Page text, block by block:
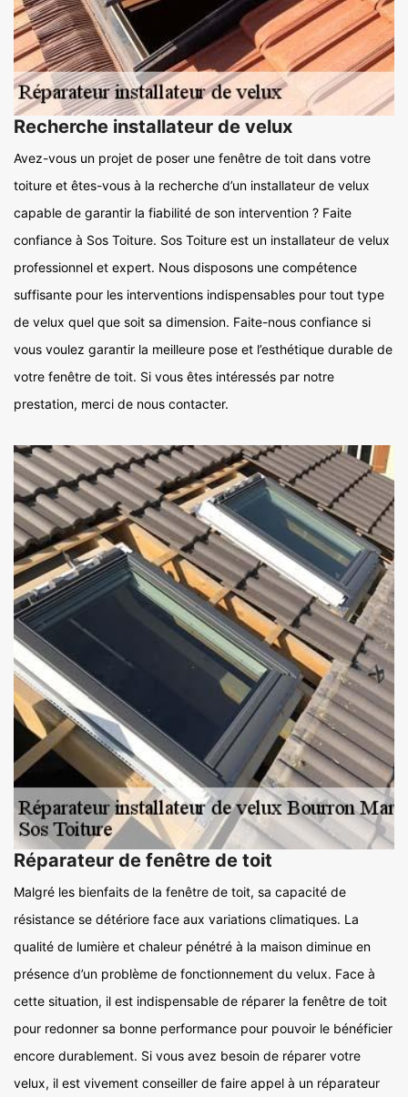
Recherche installateur de velux
Avez-vous un projet de poser une fenêtre de toit dans votre
toiture et êtes-vous à la recherche d’un installateur de velux
capable de garantir la fiabilité de son intervention ? Faite
confiance à Sos Toiture. Sos Toiture est un installateur de velux
professionnel et expert. Nous disposons une compétence
suffisante pour les interventions indispensables pour tout type
de velux quel que soit sa dimension. Faite-nous confiance si
vous voulez garantir la meilleure pose et l’esthétique durable de
votre fenêtre de toit. Si vous êtes intéressés par notre
prestation, merci de nous contacter.
Réparateur de fenêtre de toit
Malgré les bienfaits de la fenêtre de toit, sa capacité de
résistance se détériore face aux variations climatiques. La
qualité de lumière et chaleur pénétré à la maison diminue en
présence d’un problème de fonctionnement du velux. Face à
cette situation, il est indispensable de réparer la fenêtre de toit
pour redonner sa bonne performance pour pouvoir le bénéficier
encore durablement. Si vous avez besoin de réparer votre
velux, il est vivement conseiller de faire appel à un réparateur